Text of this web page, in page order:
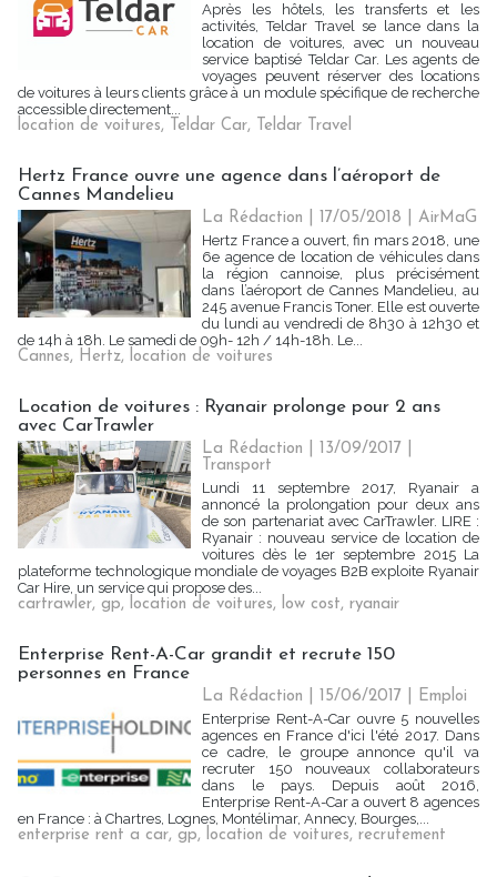
Après les hôtels, les transferts et les
activités, Teldar Travel se lance dans la
location de voitures, avec un nouveau
service baptisé Teldar Car. Les agents de
voyages peuvent réserver des locations
de voitures à leurs clients grâce à un module spécifique de recherche
accessible directement...
location de voitures, Teldar Car, Teldar Travel
Hertz France ouvre une agence dans l’aéroport de
Cannes Mandelieu
La Rédaction | 17/05/2018 |AirMaG
Hertz France a ouvert, fin mars 2018, une
6e agence de location de véhicules dans
la région cannoise, plus précisément
dans l’aéroport de Cannes Mandelieu, au
245 avenue Francis Toner. Elle est ouverte
du lundi au vendredi de 8h30 à 12h30 et
de 14h à 18h. Le samedi de 09h- 12h / 14h-18h. Le...
Cannes, Hertz, location de voitures
Location de voitures : Ryanair prolonge pour 2 ans
avec CarTrawler
La Rédaction | 13/09/2017
Transport
Lundi 11 septembre 2017, Ryanair a
annoncé la prolongation pour deux ans
de son partenariat avec CarTrawler. LIRE :
Ryanair : nouveau service de location de
voitures dès le 1er septembre 2015 La
plateforme technologique mondiale de voyages B2B exploite Ryanair
Car Hire, un service qui propose des...
cartrawler, gp, location de voitures, low cost, ryanair
Enterprise Rent-A-Car grandit et recrute 150
personnes en France
La Rédaction | 15/06/2017
Emploi
Enterprise Rent-A-Car ouvre 5 nouvelles
agences en France d'ici l'été 2017. Dans
ce cadre, le groupe annonce qu'il va
recruter 150 nouveaux collaborateurs
dans le pays. Depuis août 2016,
Enterprise Rent-A-Car a ouvert 8 agences
en France : à Chartres, Lognes, Montélimar, Annecy, Bourges,...
enterprise rent a car, gp, location de voitures, recrutement